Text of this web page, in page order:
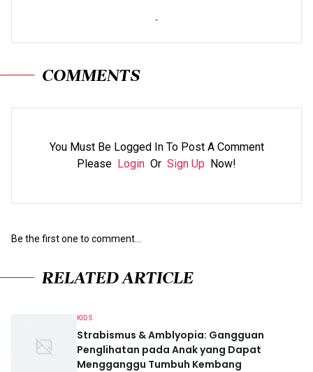
-
COMMENTS
You Must Be Logged In To Post A Comment
Please Login Or Sign Up Now!
Be the first one to comment...
RELATED ARTICLE
KIDS
Strabismus & Amblyopia: Gangguan
Penglihatan pada Anak yang Dapat
Mengganggu Tumbuh Kembang